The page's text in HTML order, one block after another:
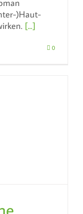
)Haut-
[...]
0